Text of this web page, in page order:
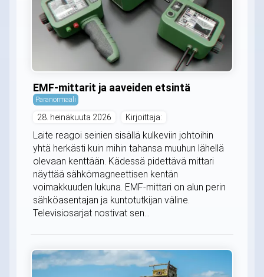
EMF-mittarit ja aaveiden etsintä
Paranormaali
28. heinäkuuta 2026 Kirjoittaja:
Laite reagoi seinien sisällä kulkeviin johtoihin
yhtä herkästi kuin mihin tahansa muuhun lähellä
olevaan kenttään. Kädessä pidettävä mittari
näyttää sähkömagneettisen kentän
voimakkuuden lukuna. EMF-mittari on alun perin
sähköasentajan ja kuntotutkijan väline.
Televisiosarjat nostivat sen...